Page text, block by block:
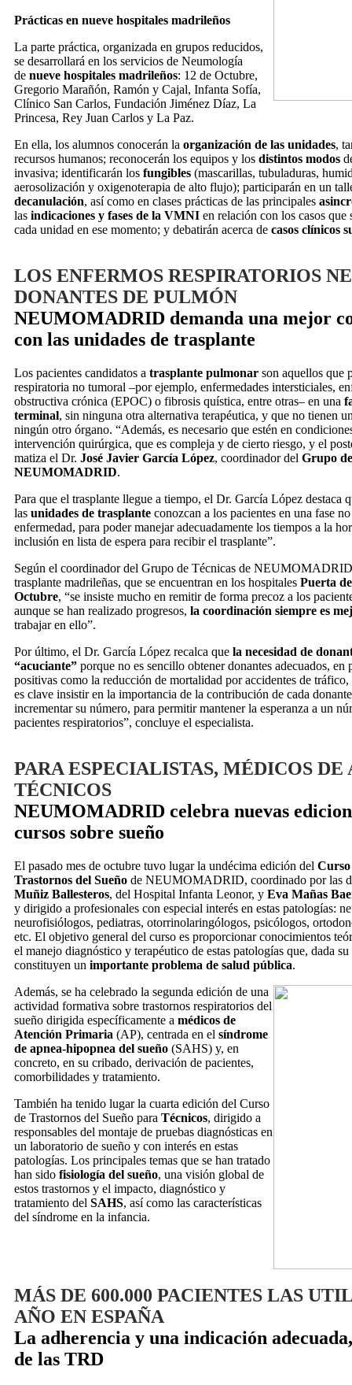
Prácticas en nueve hospitales madrileños
La parte práctica, organizada en grupos reducidos,
se desarrollará en los servicios de Neumología
de nueve hospitales madrileños: 12 de Octubre,
Gregorio Marañón, Ramón y Cajal, Infanta Sofía,
Clínico San Carlos, Fundación Jiménez Díaz, La
Princesa, Rey Juan Carlos y La Paz.
En ella, los alumnos conocerán la organización de las unidades,
recursos humanos; reconocerán los equipos y los distintos modos
invasiva; identificarán los fungibles (mascarillas, tubuladuras,
aerosolización y oxigenoterapia de alto flujo); participarán en un
decanulación, así como en clases prácticas de las principales
las indicaciones y fases de la VMNI en relación con los casos que
cada unidad en ese momento; y debatirán acerca de casos clínicos
LOS ENFERMOS RESPIRATORIOS
DONANTES DE PULMÓN
NEUMOMADRID demanda una mejor
con las unidades de trasplante
Los pacientes candidatos a trasplante pulmonar son aquellos que
respiratoria no tumoral –por ejemplo, enfermedades intersticiales,
obstructiva crónica (EPOC) o fibrosis quística, entre otras– en una
terminal, sin ninguna otra alternativa terapéutica, y que no tienen
ningún otro órgano. “Además, es necesario que estén en
intervención quirúrgica, que es compleja y de cierto riesgo, y el
matiza el Dr. José Javier García López, coordinador del Grupo
NEUMOMADRID.
Para que el trasplante llegue a tiempo, el Dr. García López destaca
las unidades de trasplante conozcan a los pacientes en una fase
enfermedad, para poder manejar adecuadamente los tiempos a la
inclusión en lista de espera para recibir el trasplante”.
Según el coordinador del Grupo de Técnicas de
trasplante madrileñas, que se encuentran en los hospitales Puerta
Octubre, “se insiste mucho en remitir de forma precoz a los
aunque se han realizado progresos, la coordinación siempre es
trabajar en ello”.
Por último, el Dr. García López recalca que la necesidad de
“acuciante” porque no es sencillo obtener donantes adecuados, en
positivas como la reducción de mortalidad por accidentes de
es clave insistir en la importancia de la contribución de cada
incrementar su número, para permitir mantener la esperanza a un
pacientes respiratorios”, concluye el especialista.
PARA ESPECIALISTAS, MÉDICOS DE
TÉCNICOS
NEUMOMADRID celebra nuevas
cursos sobre sueño
El pasado mes de octubre tuvo lugar la undécima edición del
Trastornos del Sueño de NEUMOMADRID, coordinado por las
Muñiz Ballesteros, del Hospital Infanta Leonor, y Eva Mañas
y dirigido a profesionales con especial interés en estas patologías:
neurofisiólogos, pediatras, otorrinolaringólogos, psicólogos,
etc. El objetivo general del curso es proporcionar conocimientos
el manejo diagnóstico y terapéutico de estas patologías que, dada su
constituyen un importante problema de salud pública.
Además, se ha celebrado la segunda edición de una
actividad formativa sobre trastornos respiratorios del
sueño dirigida específicamente a médicos de
Atención Primaria (AP), centrada en el síndrome
de apnea-hipopnea del sueño (SAHS) y, en
concreto, en su cribado, derivación de pacientes,
comorbilidades y tratamiento.
También ha tenido lugar la cuarta edición del Curso
de Trastornos del Sueño para Técnicos, dirigido a
responsables del montaje de pruebas diagnósticas en
un laboratorio de sueño y con interés en estas
patologías. Los principales temas que se han tratado
han sido fisiología del sueño, una visión global de
estos trastornos y el impacto, diagnóstico y
tratamiento del SAHS, así como las características
del síndrome en la infancia.
MÁS DE 600.000 PACIENTES LAS
AÑO EN ESPAÑA
La adherencia y una indicación
de las TRD